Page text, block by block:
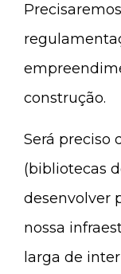
construção.
Será preciso
(bibliotecas
desenvolver
nossa
larga de